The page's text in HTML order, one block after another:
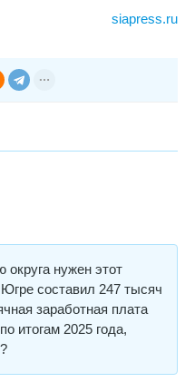
siapress.ru
нужен этот
составил 247 тысяч
заработная плата
итогам 2025 года,